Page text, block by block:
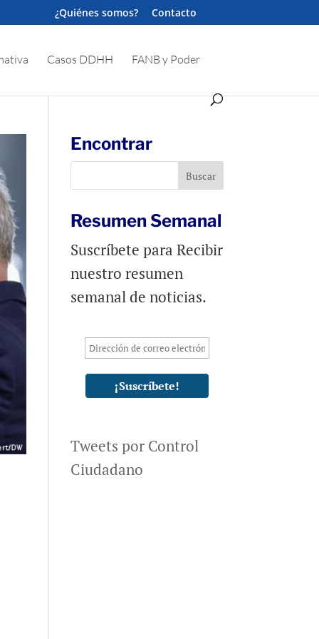
¿Quiénes somos? Contacto
Casos DDHH FANB y Poder
Encontrar
Resumen Semanal
Suscríbete para Recibir
nuestro resumen
semanal de noticias.
Tweets por Control
Ciudadano